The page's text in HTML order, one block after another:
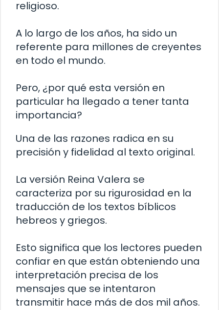
religioso.
A lo largo de los años, ha sido un
referente para millones de creyentes
en todo el mundo.
Pero, ¿por qué esta versión en
particular ha llegado a tener tanta
importancia?
Una de las razones radica en su
precisión y fidelidad al texto original.
La versión Reina Valera se
caracteriza por su rigurosidad en la
traducción de los textos bíblicos
hebreos y griegos.
Esto significa que los lectores pueden
confiar en que están obteniendo una
interpretación precisa de los
mensajes que se intentaron
transmitir hace más de dos mil años.